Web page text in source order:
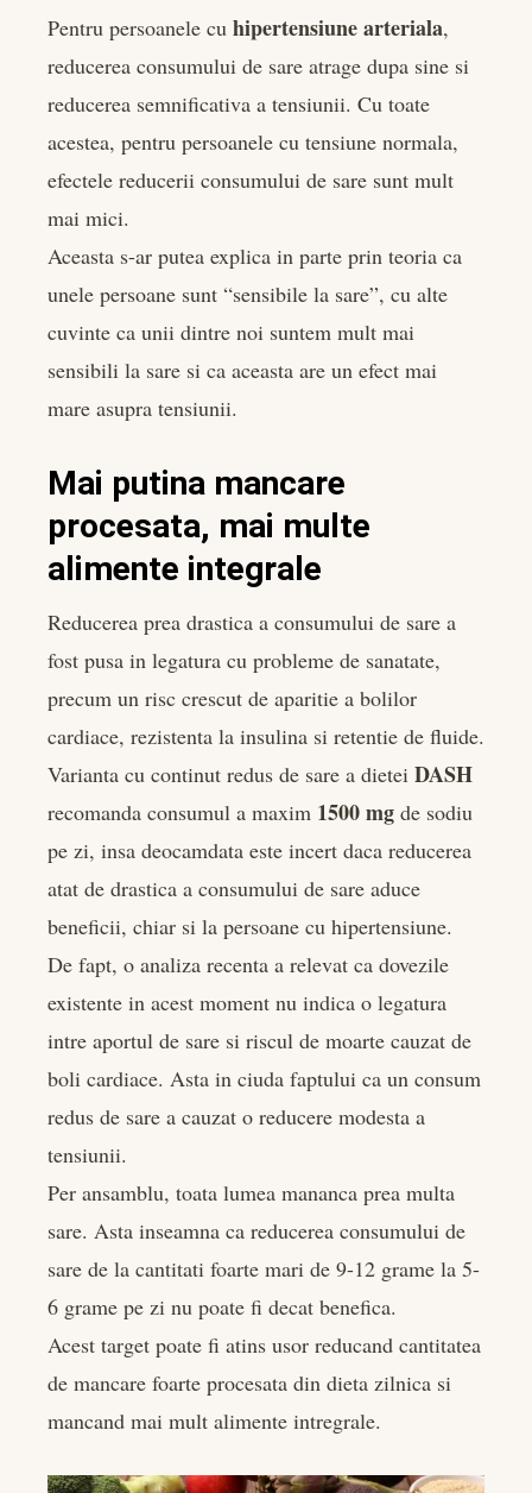
Pentru persoanele cu hipertensiune arteriala,
reducerea consumului de sare atrage dupa sine si
reducerea semnificativa a tensiunii. Cu toate
acestea, pentru persoanele cu tensiune normala,
efectele reducerii consumului de sare sunt mult
mai mici.
Aceasta s-ar putea explica in parte prin teoria ca
unele persoane sunt “sensibile la sare”, cu alte
cuvinte ca unii dintre noi suntem mult mai
sensibili la sare si ca aceasta are un efect mai
mare asupra tensiunii.
Mai putina mancare
procesata, mai multe
alimente integrale
Reducerea prea drastica a consumului de sare a
fost pusa in legatura cu probleme de sanatate,
precum un risc crescut de aparitie a bolilor
cardiace, rezistenta la insulina si retentie de fluide.
Varianta cu continut redus de sare a dietei DASH
recomanda consumul a maxim 1500 mg de sodiu
pe zi, insa deocamdata este incert daca reducerea
atat de drastica a consumului de sare aduce
beneficii, chiar si la persoane cu hipertensiune.
De fapt, o analiza recenta a relevat ca dovezile
existente in acest moment nu indica o legatura
intre aportul de sare si riscul de moarte cauzat de
boli cardiace. Asta in ciuda faptului ca un consum
redus de sare a cauzat o reducere modesta a
tensiunii.
Per ansamblu, toata lumea mananca prea multa
sare. Asta inseamna ca reducerea consumului de
sare de la cantitati foarte mari de 9-12 grame la 5-
6 grame pe zi nu poate fi decat benefica.
Acest target poate fi atins usor reducand cantitatea
de mancare foarte procesata din dieta zilnica si
mancand mai mult alimente intregrale.